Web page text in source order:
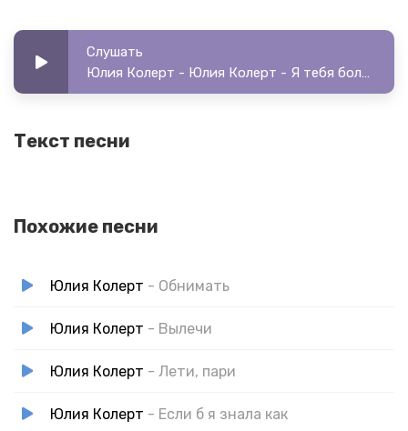
Слушать
Юлия Колерт - Юлия Колерт - Я тебя больше не
Текст песни
Похожие песни
Юлия Колерт - Обнимать
Юлия Колерт - Вылечи
Юлия Колерт - Лети, пари
Юлия Колерт - Если б я знала как